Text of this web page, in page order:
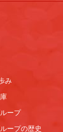
み
ープ
ープの歴史